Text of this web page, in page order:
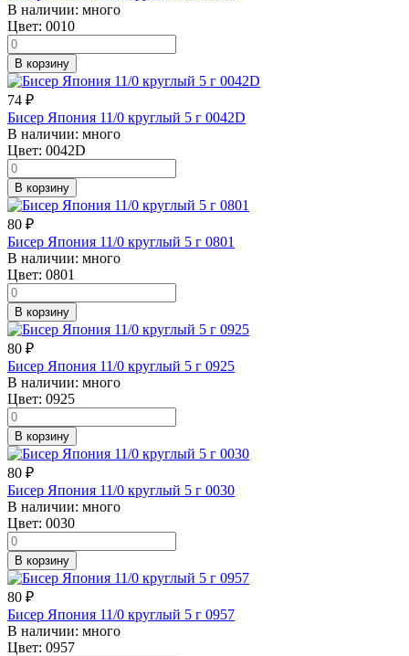
В наличии: много
Цвет: 0010
В корзину
74 ₽
Бисер Япония 11/0 круглый 5 г 0042D
В наличии: много
Цвет: 0042D
В корзину
80 ₽
Бисер Япония 11/0 круглый 5 г 0801
В наличии: много
Цвет: 0801
В корзину
80 ₽
Бисер Япония 11/0 круглый 5 г 0925
В наличии: много
Цвет: 0925
В корзину
80 ₽
Бисер Япония 11/0 круглый 5 г 0030
В наличии: много
Цвет: 0030
В корзину
80 ₽
Бисер Япония 11/0 круглый 5 г 0957
В наличии: много
Цвет: 0957